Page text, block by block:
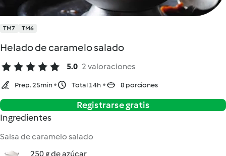
TM7 TM6
Helado de caramelo salado
5.0 2 valoraciones
Prep. 25min Total 14h 8 porciones
Registrarse gratis
Ingredientes
Salsa de caramelo salado
250 g de azúcar